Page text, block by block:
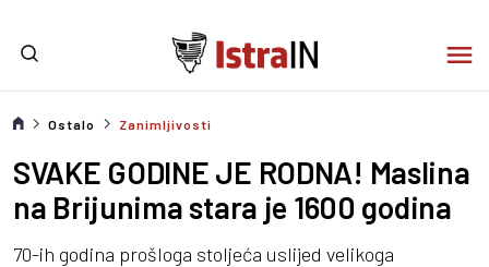
Ostalo Zanimljivosti
SVAKE GODINE JE RODNA! Maslina
na Brijunima stara je 1600 godina
70-ih godina prošloga stoljeća uslijed velikoga